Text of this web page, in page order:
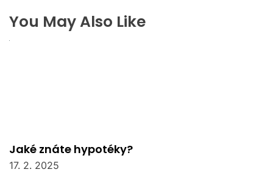
You May Also Like
Jaké znáte hypotéky?
17. 2. 2025